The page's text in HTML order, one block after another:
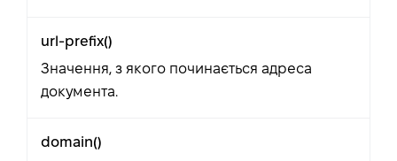
url-prefix()
Значення, з якого починається адреса
документа.
domain()